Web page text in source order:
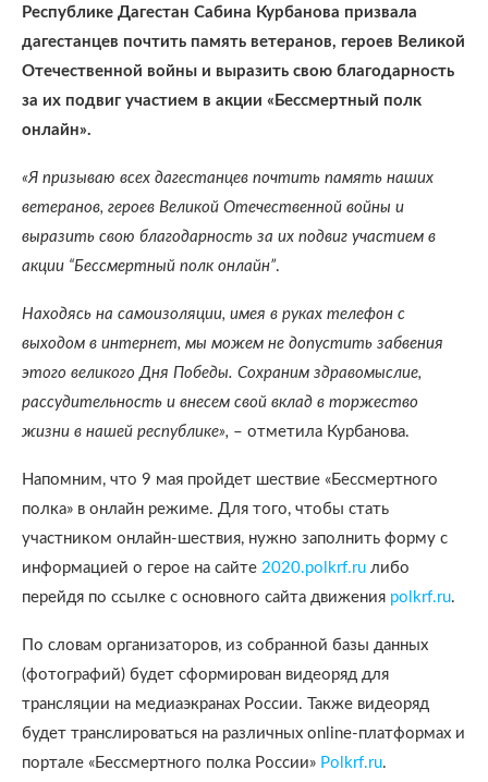
Республике Дагестан Сабина Курбанова призвала
дагестанцев почтить память ветеранов, героев Великой
Отечественной войны и выразить свою благодарность
за их подвиг участием в акции «Бессмертный полк
онлайн».
«Я призываю всех дагестанцев почтить память наших
ветеранов, героев Великой Отечественной войны и
выразить свою благодарность за их подвиг участием в
акции “Бессмертный полк онлайн”.
Находясь на самоизоляции, имея в руках телефон с
выходом в интернет, мы можем не допустить забвения
этого великого Дня Победы. Сохраним здравомыслие,
рассудительность и внесем свой вклад в торжество
жизни в нашей республике», – отметила Курбанова.
Напомним, что 9 мая пройдет шествие «Бессмертного
полка» в онлайн режиме. Для того, чтобы стать
участником онлайн-шествия, нужно заполнить форму с
информацией о герое на сайте 2020.polkrf.ru либо
перейдя по ссылке с основного сайта движения polkrf.ru.
По словам организаторов, из собранной базы данных
(фотографий) будет сформирован видеоряд для
трансляции на медиаэкранах России. Также видеоряд
будет транслироваться на различных online-платформах и
портале «Бессмертного полка России» Polkrf.ru.